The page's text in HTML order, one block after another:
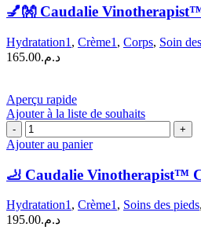
d’Inde
100
ml
👐
Caudalie
Vinotherapist™
Crème
Mains
|
75
mL
💅👐 Caudalie
Hydratation1 , Crème1 , Corps, Soin
د.م.165.00
Aperçu rapide
Ajouter à la liste de souhaits
quantité
de
Caudalie
Vinotherapist™
Crème
Beauté
Ajouter au panier
🦶 Caudalie Vinotherapist™
Hydratation1, Crème1, Soins des pieds,
د.م.195.00